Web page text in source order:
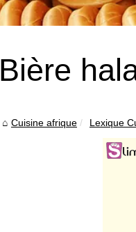
Bière
Cuisine afrique Lexique